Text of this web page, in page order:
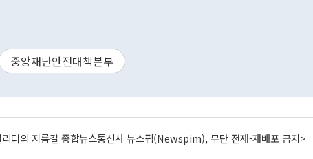
중앙재난안전대책본부
더의 지름길 종합뉴스통신사 뉴스핌(Newspim), 무단 전재-재배포 금지>